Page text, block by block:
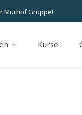
Murhof Gruppe!
Kurse